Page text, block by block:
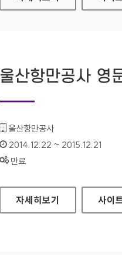
울산항만공사 영
기관명 :
울산항만공사
인증기간 :
2014.12.22 ~ 2015.12.21
상태 :
만료
울산항만공사 영문 홈페이
자세히보기 사이